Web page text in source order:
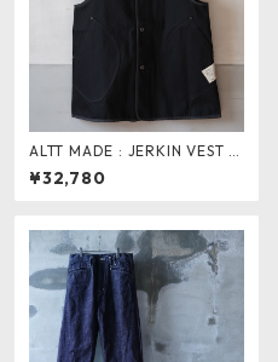
ALTT MADE : JERKIN VEST .
black dnm
¥32,780